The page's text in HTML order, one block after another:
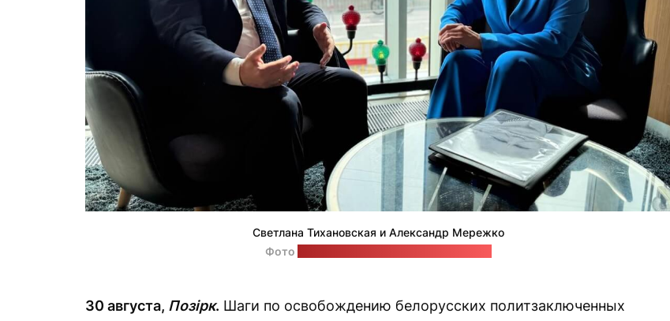
Светлана Тихановская и Александр Мережко
Фото
30 августа, Позірк. Шаги по освобождению белорусских политзаключенных